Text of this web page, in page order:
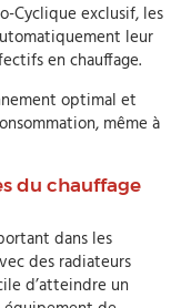
Cyclique exclusif, les
leur
en chauffage.
optimal et
même à
du chauffage
dans les
des radiateurs
d’atteindre un